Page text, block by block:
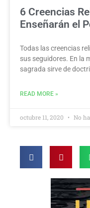
6 Creencias
Enseñarán el
Todas las creencias
sus seguidores. En la
sagrada sirve de
READ MORE »
octubre 11, 2020 No